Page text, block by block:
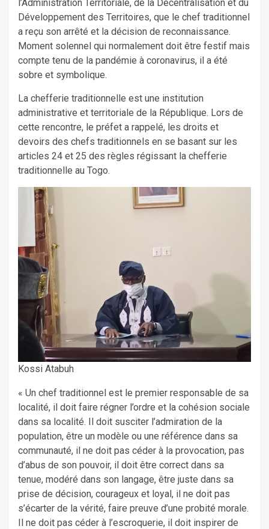
l’Administration Territoriale, de la Décentralisation et du
Développement des Territoires, que le chef traditionnel
a reçu son arrêté et la décision de reconnaissance.
Moment solennel qui normalement doit être festif mais
compte tenu de la pandémie à coronavirus, il a été
sobre et symbolique.
La chefferie traditionnelle est une institution
administrative et territoriale de la République. Lors de
cette rencontre, le préfet a rappelé, les droits et
devoirs des chefs traditionnels en se basant sur les
articles 24 et 25 des règles régissant la chefferie
traditionnelle au Togo.
Kossi Atabuh
« Un chef traditionnel est le premier responsable de sa
localité, il doit faire régner l’ordre et la cohésion sociale
dans sa localité. Il doit susciter l’admiration de la
population, être un modèle ou une référence dans sa
communauté, il ne doit pas céder à la provocation, pas
d’abus de son pouvoir, il doit être correct dans sa
tenue, modéré dans son langage, être juste dans sa
prise de décision, courageux et loyal, il ne doit pas
s’écarter de la vérité, faire preuve d’une probité morale.
Il ne doit pas céder à l’escroquerie, il doit inspirer de